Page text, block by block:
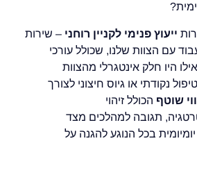
ייעוץ פנימי לקניין רוחני – שירות
עם הצוות שלנו, שכולל עורכי
היו חלק אינטגרלי מהצוות
נקודתי או גיוס חיצוני לצורך
שוטף הכולל זיהוי
תגובה למהלכים מצד
בכל הנוגע להגנה על